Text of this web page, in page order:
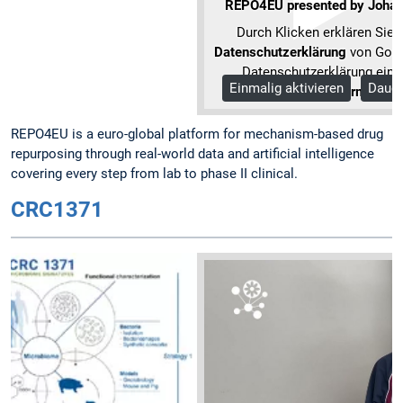
REPO4EU presented by
Durch Klicken erklären Sie
Datenschutzerklärung von
Datenschutzerklärung
Mehr
Einmalig aktivieren
REPO4EU is a euro-global platform for mechanism-based drug
repurposing through real-world data and artificial intelligence
covering every step from lab to phase II clinical.
CRC1371